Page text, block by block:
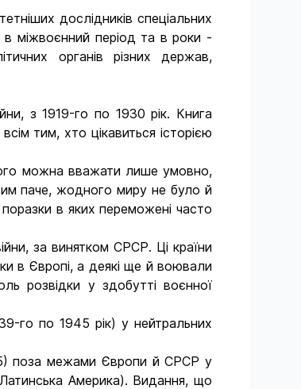
дослідників спеціальних
в міжвоєнний період та в роки
органів різних держав,
з 1919-го по 1930 рік. Книга
тим, хто цікавиться історією
можна вважати лише умовно,
паче, жодного миру не було й
в яких переможені часто
за винятком СРСР. Ці країни
в Європі, а деякі ще й воювали
розвідки у здобутті воєнної
го по 1945 рік) у нейтральних
поза межами Європи й СРСР у
Латинська Америка). Видання, що